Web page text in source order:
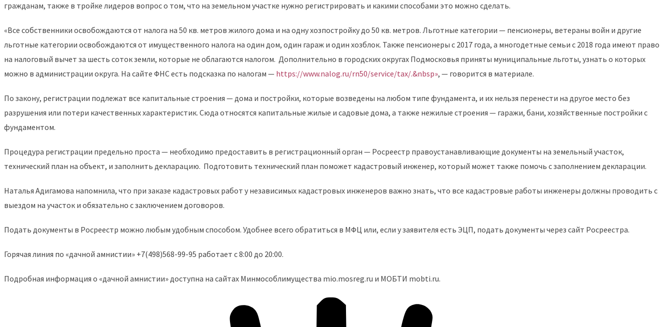
гражданам, также в тройке лидеров вопрос о том, что на земельном участке нужно регистрировать и какими способами это можно сделать.
«Все собственники освобождаются от налога на 50 кв. метров жилого дома и на одну хозпостройку до 50 кв. метров. Льготные категории — пенсионеры, ветераны войн и другие
льготные категории освобождаются от имущественного налога на один дом, один гараж и один хозблок. Также пенсионеры с 2017 года, а многодетные семьи с 2018 года имеют право
на налоговый вычет за шесть соток земли, которые не облагаются налогом. Дополнительно в городских округах Подмосковья приняты муниципальные льготы, узнать о которых
можно в администрации округа. На сайте ФНС есть подсказка по налогам — https://www.nalog.ru/rn50/service/tax/.&nbsp», — говорится в материале.
По закону, регистрации подлежат все капитальные строения — дома и постройки, которые возведены на любом типе фундамента, и их нельзя перенести на другое место без
разрушения или потери качественных характеристик. Сюда относятся капитальные жилые и садовые дома, а также нежилые строения — гаражи, бани, хозяйственные постройки с
фундаментом.
Процедура регистрации предельно проста — необходимо предоставить в регистрационный орган — Росреестр правоустанавливающие документы на земельный участок,
технический план на объект, и заполнить декларацию. Подготовить технический план поможет кадастровый инженер, который может также помочь с заполнением декларации.
Наталья Адигамова напомнила, что при заказе кадастровых работ у независимых кадастровых инженеров важно знать, что все кадастровые работы инженеры должны проводить с
выездом на участок и обязательно с заключением договоров.
Подать документы в Росреестр можно любым удобным способом. Удобнее всего обратиться в МФЦ или, если у заявителя есть ЭЦП, подать документы через сайт Росреестра.
Горячая линия по «дачной амнистии» +7(498)568-99-95 работает с 8:00 до 20:00.
Подробная информация о «дачной амнистии» доступна на сайтах Минмособлимущества mio.mosreg.ru и МОБТИ mobti.ru.